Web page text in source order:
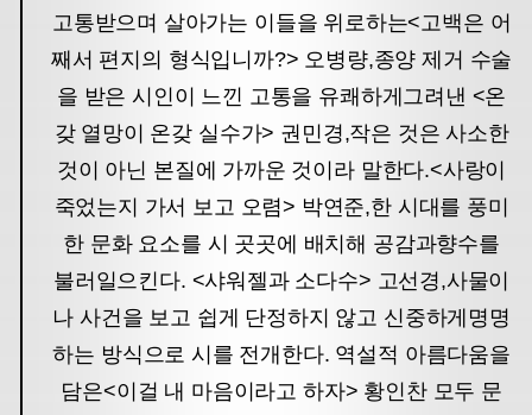
고통받으며 살아가는 이들을 위로하는<고백은 어
째서 편지의 형식입니까?> 오병량,종양 제거 수술
을 받은 시인이 느낀 고통을 유쾌하게 그려낸 <온
갖 열망이 온갖 실수가> 권민경,작은 것은 사소한
것이 아닌 본질에 가까운 것이라 말한다.<사랑이
죽었는지 가서 보고 오렴> 박연준,한 시대를 풍미
한 문화 요소를 시 곳곳에 배치해 공감과향수를
불러일으킨다. <샤워젤과 소다수> 고선경,사물이
나 사건을 보고 쉽게 단정하지 않고 신중하게 명명
하는 방식으로 시를 전개한다. 역설적 아름다움을
담은<이걸 내 마음이라고 하자> 황인찬 모두 문